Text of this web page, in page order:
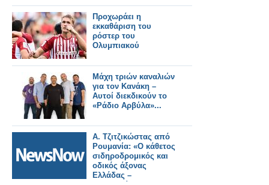
Προχωράει η
εκκαθάριση του
ρόστερ του
Ολυμπιακού
Μάχη τριών καναλιών
για τον Κανάκη –
Αυτοί διεκδικούν το
«Ράδιο Αρβύλα»...
Α. Τζιτζικώστας από
Ρουμανία: «Ο κάθετος
σιδηροδρομικός και
οδικός άξονας
Ελλάδας –